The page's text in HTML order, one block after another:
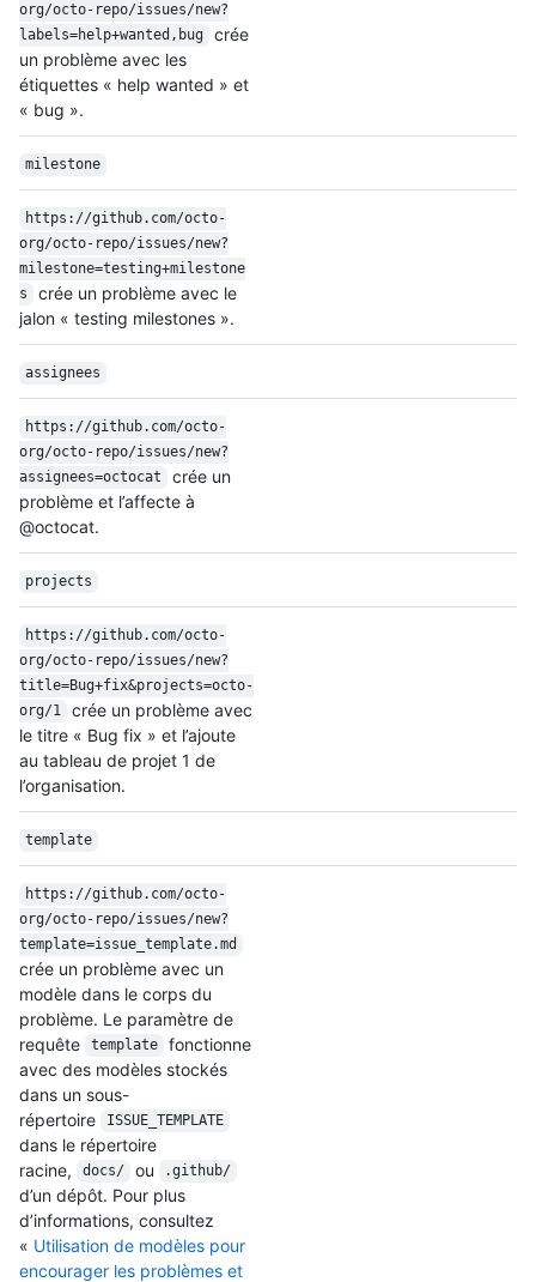
org/octo-repo/issues/new?
labels=help+wanted,bug
crée
un problème avec les
étiquettes « help wanted » et
« bug ».
milestone
https://github.com/octo-
org/octo-repo/issues/new?
milestone=testing+milestone
s
crée un problème avec le
jalon « testing milestones ».
assignees
https://github.com/octo-
org/octo-repo/issues/new?
assignees=octocat
crée un
problème et l’affecte à
@octocat.
projects
https://github.com/octo-
org/octo-repo/issues/new?
title=Bug+fix&projects=octo-
org/1
crée un problème avec
le titre « Bug fix » et l’ajoute
au tableau de projet 1 de
l’organisation.
template
https://github.com/octo-
org/octo-repo/issues/new?
template=issue_template.md
crée un problème avec un
modèle dans le corps du
problème. Le paramètre de
requête
template
fonctionne
avec des modèles stockés
dans un sous-
répertoire
ISSUE_TEMPLATE
dans le répertoire
racine,
docs/ ou .github/
d’un dépôt. Pour plus
d’informations, consultez
« Utilisation de modèles pour
encourager les problèmes et